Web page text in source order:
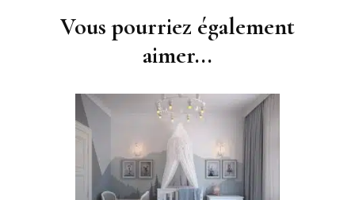
Vous pourriez également
aimer...